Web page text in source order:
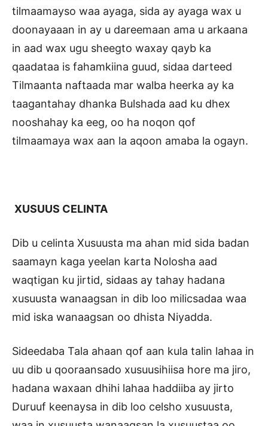
tilmaamayso waa ayaga, sida ay ayaga wax u
doonayaaan in ay u dareemaan ama u arkaana
in aad wax ugu sheegto waxay qayb ka
qaadataa is fahamkiina guud, sidaa darteed
Tilmaanta naftaada mar walba heerka ay ka
taagantahay dhanka Bulshada aad ku dhex
nooshahay ka eeg, oo ha noqon qof
tilmaamaya wax aan la aqoon amaba la ogayn.
XUSUUS CELINTA
Dib u celinta Xusuusta ma ahan mid sida badan
saamayn kaga yeelan karta Nolosha aad
waqtigan ku jirtid, sidaas ay tahay hadana
xusuusta wanaagsan in dib loo milicsadaa waa
mid iska wanaagsan oo dhista Niyadda.
Sideedaba Tala ahaan qof aan kula talin lahaa in
uu dib u qooraansado xusuusihiisa hore ma jiro,
hadana waxaan dhihi lahaa haddiiba ay jirto
Duruuf keenaysa in dib loo celsho xusuusta,